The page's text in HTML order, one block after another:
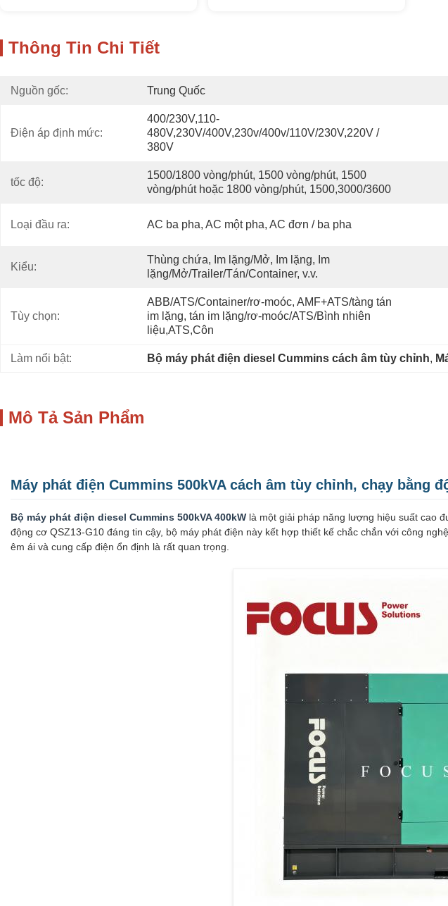
Thông Tin Chi Tiết
Nguồn gốc: Trung Quốc
Điện áp định mức:
400/230V,110-
480V,230V/400V,230v/400v/110V/230V,220V /
380V
tốc độ:
1500/1800 vòng/phút, 1500 vòng/phút, 1500
vòng/phút hoặc 1800 vòng/phút, 1500,3000/3600
Loại đầu ra: AC ba pha, AC một pha, AC đơn / ba pha
Kiểu:
Thùng chứa, Im lặng/Mở, Im lặng, Im
lặng/Mở/Trailer/Tán/Container, v.v.
Tùy chọn:
ABB/ATS/Container/rơ-moóc, AMF+ATS/tàng tán
im lặng, tán im lặng/rơ-moóc/ATS/Bình nhiên
liệu,ATS,Côn
Làm nổi bật: Bộ máy phát điện diesel Cummins cách âm tùy chỉnh,
Mô Tả Sản Phẩm
Máy phát điện Cummins 500kVA cách âm tùy chỉnh, chạy bằng
Bộ máy phát điện diesel Cummins 500kVA 400kW là một giải pháp năng lượng hiệu suất cao
động cơ QSZ13-G10 đáng tin cậy, bộ máy phát điện này kết hợp thiết kế chắc chắn với công
êm ái và cung cấp điện ổn định là rất quan trọng.